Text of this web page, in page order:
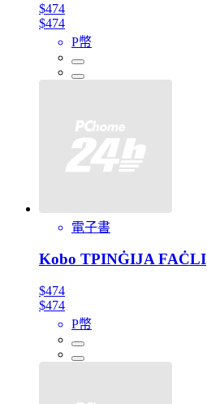
$474
$474
P幣
電子書
Kobo TPINĠIJA FAĊLI
$474
$474
P幣